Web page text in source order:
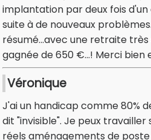
implantation par deux fois
suite à de nouveaux
résumé...avec une retraite
gagnée de 650 €...! Merci bien
Véronique
J'ai un handicap comme 80%
dit "invisible". Je peux travailler
réels aménagements de